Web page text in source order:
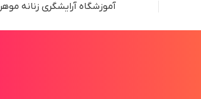
آموزشگاه آرایشگری زنانه موهر